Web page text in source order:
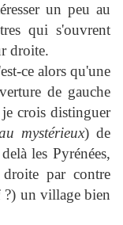
un peu au
qui s'ouvrent
droite.
ce alors qu'une
de gauche
crois distinguer
mystérieux) de
les Pyrénées,
droite par contre
?) un village bien